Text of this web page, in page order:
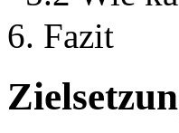
6. Fazit